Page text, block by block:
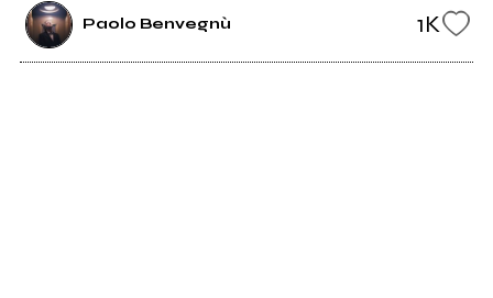
Paolo Benvegnù 1K